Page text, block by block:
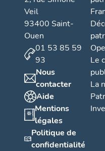
Veil
93400 Saint-
Ouen
01 53 85 59
93
Nous
contacter
Aide
Mentions
légales
Politique de
confidentialité
Le
La